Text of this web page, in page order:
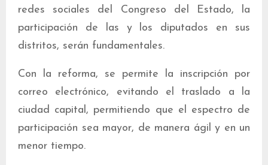
redes sociales del Congreso del Estado, la
participación de las y los diputados en sus
distritos, serán fundamentales.
Con la reforma, se permite la inscripción por
correo electrónico, evitando el traslado a la
ciudad capital, permitiendo que el espectro de
participación sea mayor, de manera ágil y en un
menor tiempo.